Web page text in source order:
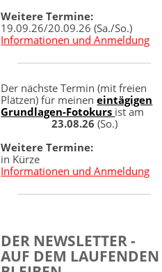
Weitere Termine:
19.09.26/20.09.26 (Sa./So.)
Informationen und Anmeldung
Der nächste Termin (mit freien
Plätzen) für meineneintägigen
Grundlagen-Fotokurs ist am
23.08.26 (So.)
Weitere Termine:
in Kürze
Informationen und Anmeldung
DER NEWSLETTER -
AUF DEM LAUFENDEN